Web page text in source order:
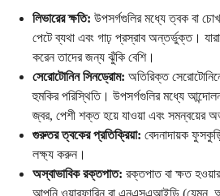
লিভারের ক্ষতি: উপসর্গগুলির মধ্যে ত্বক বা
পেটে ব্যথা এবং গাঢ় প্রস্রাব অন্তর্ভুক্ত।
করেন তাদের জন্য ঝুঁকি বেশি।
সেরোটোনিন সিনড্রোম: অতিরিক্ত
হুমকির পরিস্থিতি। উপসর্গগুলির মধ্যে
জ্বর, পেশী শক্ত হয়ে যাওয়া এবং সমন্বয়ের
গুরুতর ত্বকের প্রতিক্রিয়া: বেদনাদায়ক
লক্ষ্য করুন।
অস্বাভাবিক রক্তপাত: রক্তপাত বা ক্ষত